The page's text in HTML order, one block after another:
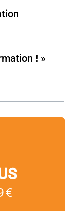
! »
€